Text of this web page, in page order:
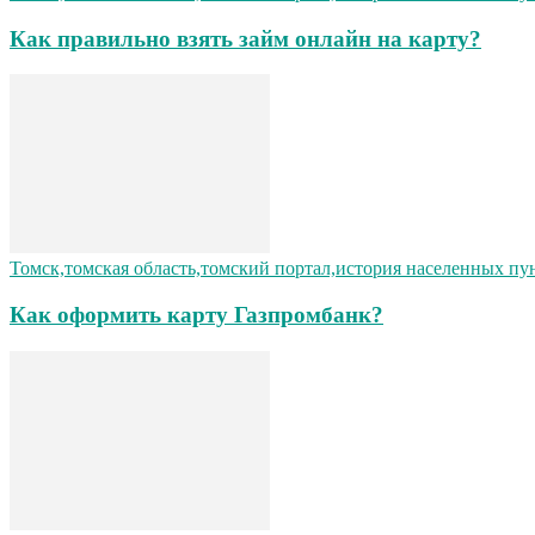
Как правильно взять займ онлайн на карту?
Томск,томская область,томский портал,история населенных
Как оформить карту Газпромбанк?